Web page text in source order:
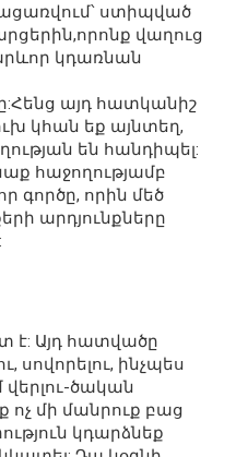
ստիպված
վաղուց
կդառնան
այդ հատկանիշ
կհան եք այնտեղ,
են հանդիպել:
հաջողությամբ
գործը, որին մեծ
արդյունքները
է: Այդ հատվածը
սովորելու, ինչպես
ծական
մի մանրուք բաց
կդարձնեք